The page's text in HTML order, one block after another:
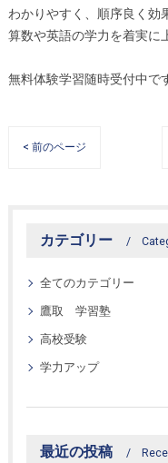
わかりやすく、順序良く効
算数や英語の学力を着実に
無料体験学習随時受付中で
< 前のページ
カテゴリー
全てのカテゴリー
鷹取 学習塾
高校受験
学力アップ
最近の投稿